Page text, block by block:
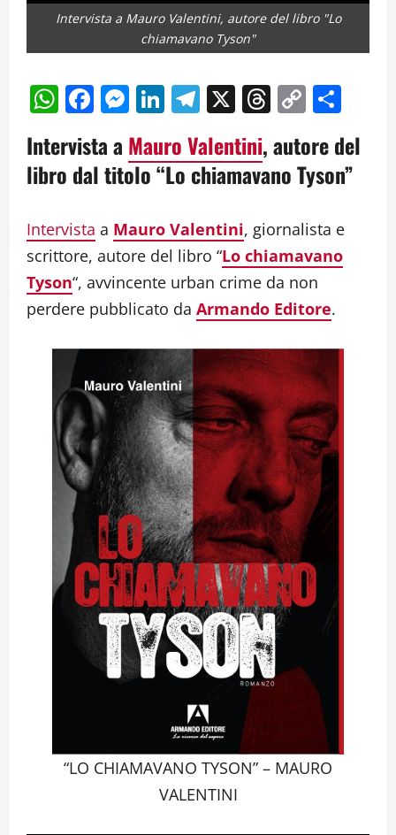
Intervista a Mauro Valentini, autore del libro "Lo
chiamavano Tyson"
WhatsApp
Facebook
Messenger
LinkedIn
Telegram
X Threads
Copy
Link
Intervista a Mauro Valentini, autore del
libro dal titolo “Lo chiamavano Tyson”
Intervista a Mauro Valentini, giornalista e
scrittore, autore del libro “Lo chiamavano
Tyson“, avvincente urban crime da non
perdere pubblicato da Armando Editore.
“LO CHIAMAVANO TYSON” – MAURO
VALENTINI